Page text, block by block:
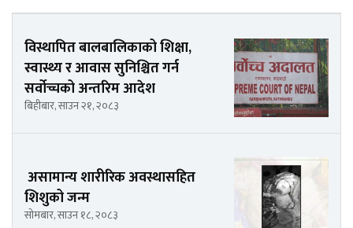
विस्थापित बालबालिकाको शिक्षा,
स्वास्थ्य र आवास सुनिश्चित गर्न
सर्वोच्चको अन्तरिम आदेश
बिहीबार, साउन २१, २०८३
असामान्य शारीरिक अवस्थासहित
शिशुको जन्म
सोमबार, साउन १८, २०८३